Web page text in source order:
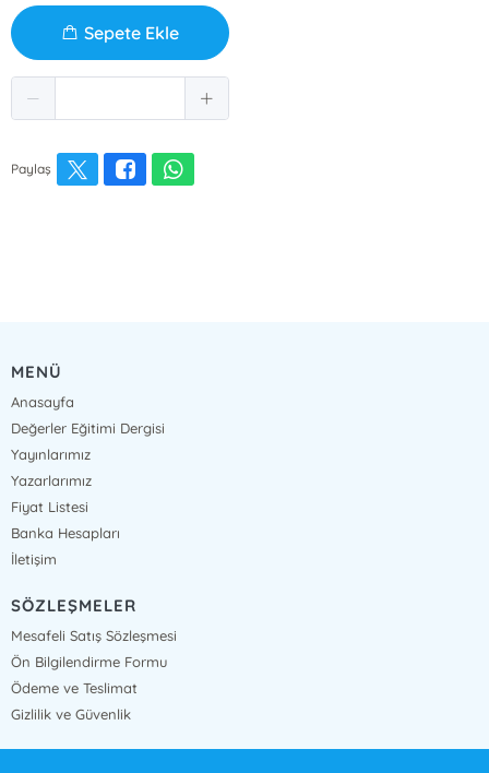
Sepete Ekle
Paylaş
MENÜ
Anasayfa
Değerler Eğitimi Dergisi
Yayınlarımız
Yazarlarımız
Fiyat Listesi
Banka Hesapları
İletişim
SÖZLEŞMELER
Mesafeli Satış Sözleşmesi
Ön Bilgilendirme Formu
Ödeme ve Teslimat
Gizlilik ve Güvenlik